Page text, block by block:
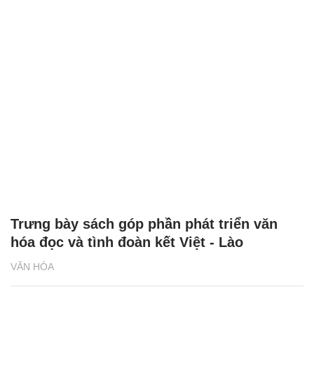
VĂN HÓA
Trưng bày sách góp phần phát triển văn
hóa đọc và tình đoàn kết Việt - Lào